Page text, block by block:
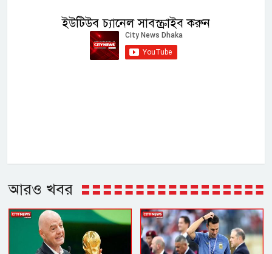
ইউটিউব চ্যানেল সাবস্ক্রাইব করুন
আরও খবর